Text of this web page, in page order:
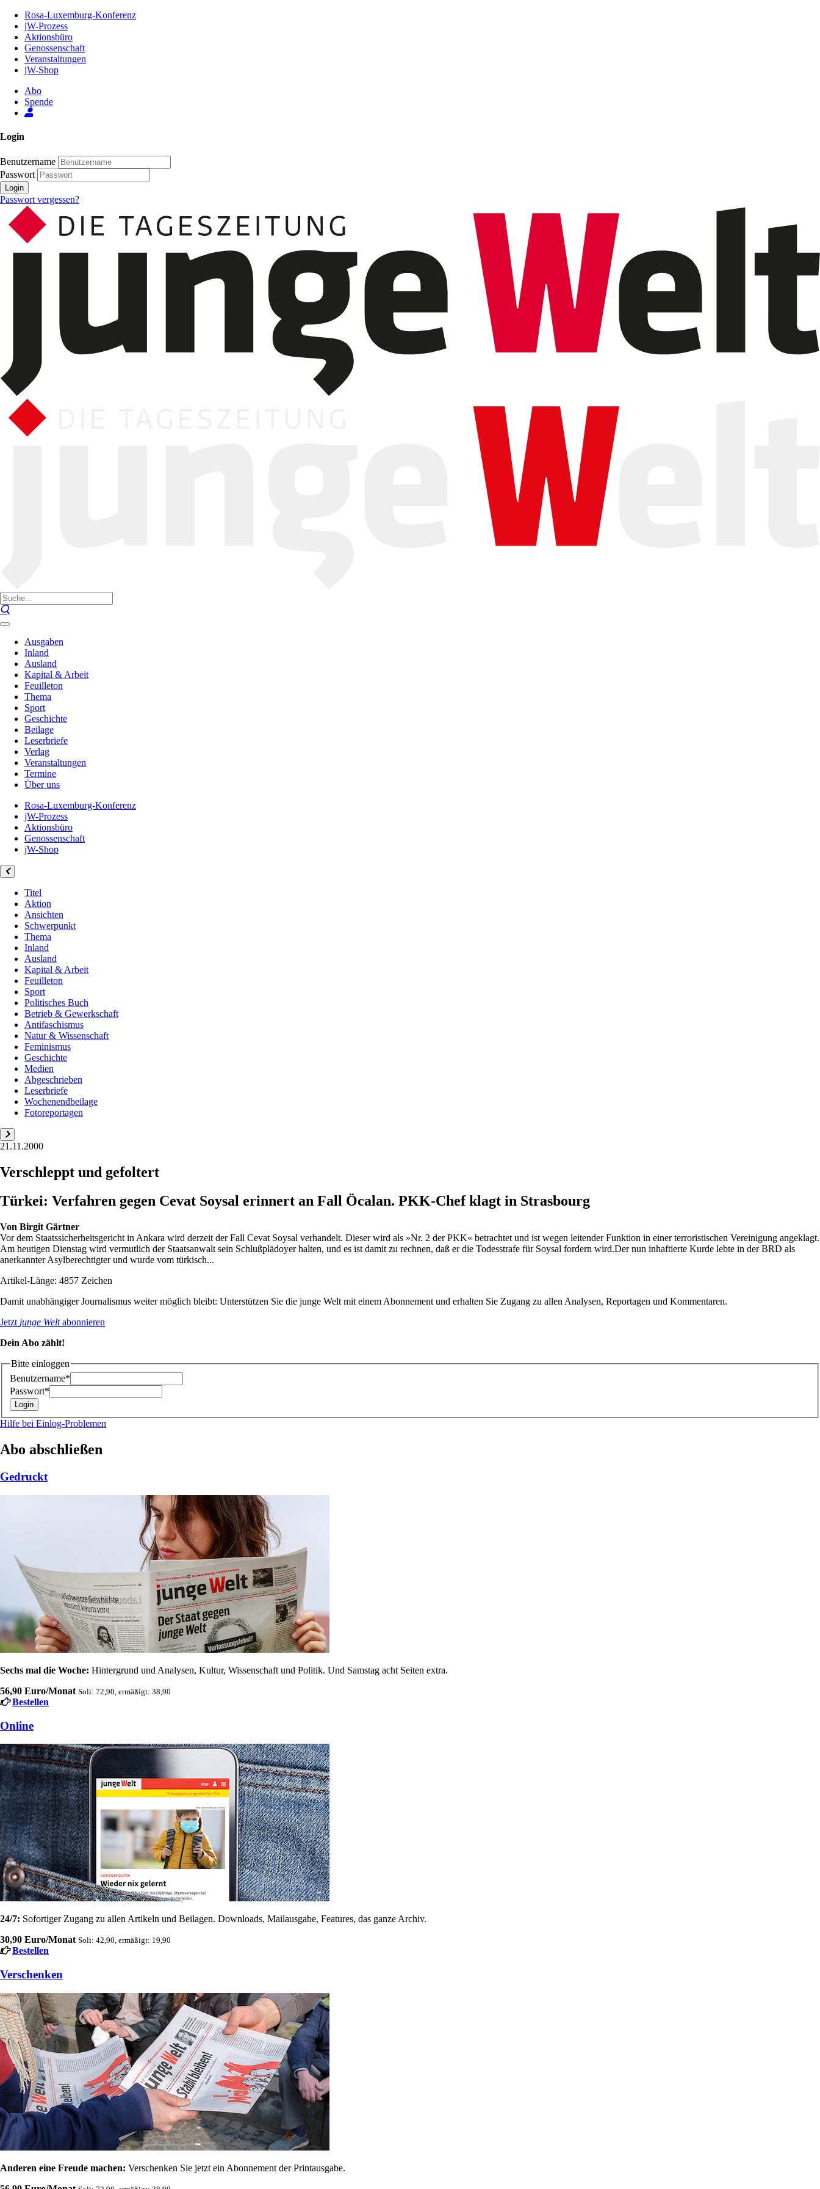
Inhalt
Seite
Rosa-Luxemburg-Konferenz
jW-Prozess
Aktionsbüro
Genossenschaft
Veranstaltungen
jW-Shop
Abo
Spende
Login
Benutzername
Passwort
Login
Passwort vergessen?
Ausgaben
Inland
Ausland
Kapital & Arbeit
Feuilleton
Thema
Sport
Geschichte
Beilage
Leserbriefe
Verlag
Veranstaltungen
Termine
Über uns
Rosa-Luxemburg-Konferenz
jW-Prozess
Aktionsbüro
Genossenschaft
jW-Shop
Titel
Aktion
Ansichten
Schwerpunkt
Thema
Inland
Ausland
Kapital & Arbeit
Feuilleton
Sport
Politisches Buch
Betrieb & Gewerkschaft
Antifaschismus
Natur & Wissenschaft
Feminismus
Geschichte
Medien
Abgeschrieben
Leserbriefe
Wochenendbeilage
Fotoreportagen
21.11.2000
Verschleppt und gefoltert
Türkei: Verfahren gegen Cevat Soysal erinnert an Fall Öcalan. PKK-Chef klagt in Strasbourg
Von Birgit Gärtner
Vor dem Staatssicherheitsgericht in Ankara wird derzeit der Fall Cevat Soysal verhandelt. Dieser wird als »Nr. 2 der PKK« betrachtet und ist wegen leitender Funktion in einer terroristischen Vereinigung angeklagt.
Am heutigen Dienstag wird vermutlich der Staatsanwalt sein Schlußplädoyer halten, und es ist damit zu rechnen, daß er die Todesstrafe für Soysal fordern wird.Der nun inhaftierte Kurde lebte in der BRD als
anerkannter Asylberechtigter und wurde vom türkisch...
Artikel-Länge: 4857 Zeichen
Damit unabhängiger Journalismus weiter möglich bleibt: Unterstützen Sie die junge Welt mit einem Abonnement und erhalten Sie Zugang zu allen Analysen, Reportagen und Kommentaren.
Jetzt junge Weltabonnieren
Dein Abo zählt!
Bitte einloggen
Benutzername*
Passwort*
Hilfe bei Einlog-Problemen
Abo abschließen
Gedruckt
Sechs mal die Woche: Hintergrund und Analysen, Kultur, Wissenschaft und Politik. Und Samstag acht Seiten extra.
56,90 Euro/Monat Soli: 72,90, ermäßigt: 38,90
Bestellen
Online
24/7: Sofortiger Zugang zu allen Artikeln und Beilagen. Downloads, Mailausgabe, Features, das ganze Archiv.
30,90 Euro/Monat Soli: 42,90, ermäßigt: 19,90
Bestellen
Verschenken
Anderen eine Freude machen: Verschenken Sie jetzt ein Abonnement der Printausgabe.